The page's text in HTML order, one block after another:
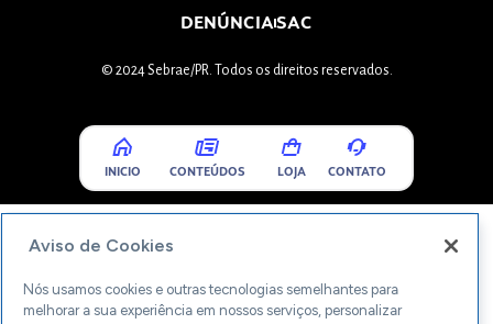
DENÚNCIASAC
© 2024 Sebrae/PR. Todos os direitos reservados.
INICIO CONTEÚDOS LOJA CONTATO
Aviso de Cookies
Nós usamos cookies e outras tecnologias semelhantes para
melhorar a sua experiência em nossos serviços, personalizar